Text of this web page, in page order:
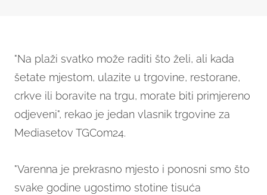
"Na plaži svatko može raditi što želi, ali kada
šetate mjestom, ulazite u trgovine, restorane,
crkve ili boravite na trgu, morate biti primjereno
odjeveni", rekao je jedan vlasnik trgovine za
Mediasetov TGCom24.
"Varenna je prekrasno mjesto i ponosni smo što
svake godine ugostimo stotine tisuća